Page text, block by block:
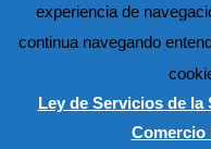
experiencia de
continua navegando
Ley de Servicios de la
Comercio